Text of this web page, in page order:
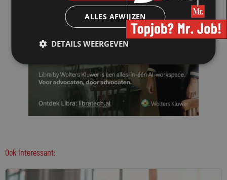
Ook interessant:
ALLES AFWIJZEN
DETAILS WEERGEVEN